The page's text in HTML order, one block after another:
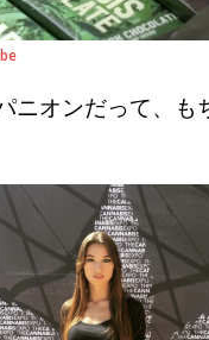
ニオンだって、も